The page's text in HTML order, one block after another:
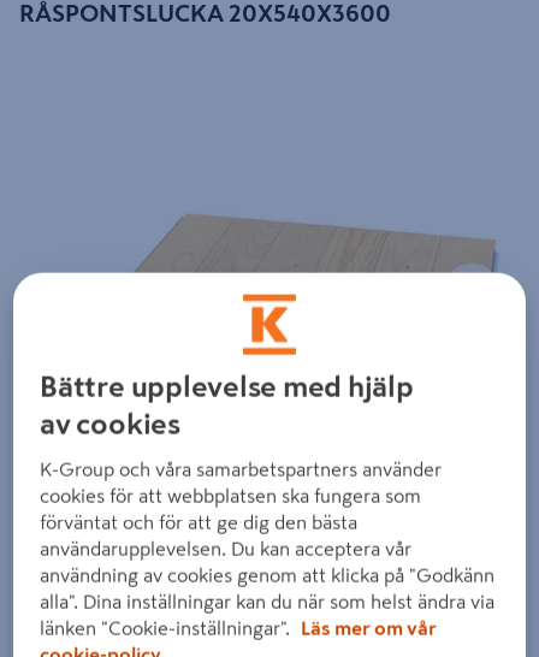
RÅSPONTSLUCKA 20X540X3600
Föregående Nästa
Bättre upplevelse med hjälp
av cookies
K-Group och våra samarbetspartners använder
cookies för att webbplatsen ska fungera som
förväntat och för att ge dig den bästa
användarupplevelsen. Du kan acceptera vår
användning av cookies genom att klicka på "Godkänn
alla". Dina inställningar kan du när som helst ändra via
länken "Cookie-inställningar".
Läs mer om vår